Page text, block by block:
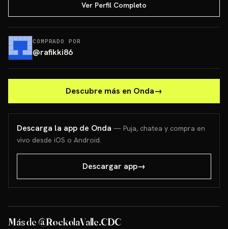
Ver Perfil Completo
COMPRADO POR
@rafikki86
Descubre más en Onda→
Descarga la app de Onda — Puja, chatea y compra en
vivo desde iOS o Android.
Descargar app→
Más de @RockolaValle.CDC